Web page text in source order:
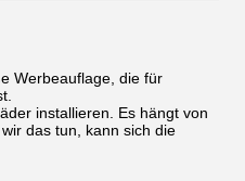
Werbeauflage, die für
installieren. Es hängt von
das tun, kann sich die